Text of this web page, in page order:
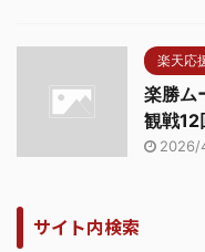
楽天応
楽勝ム
観戦12
2026/
サイト内検索